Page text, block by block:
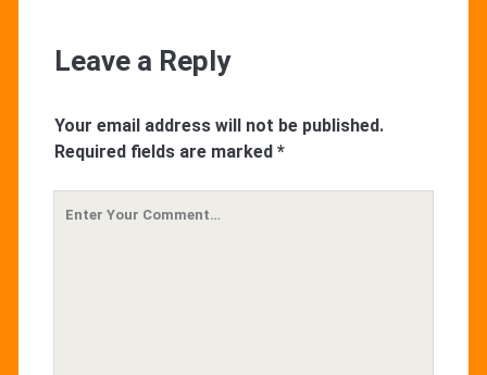
Leave a Reply
Your email address will not be published.
Required fields are marked *